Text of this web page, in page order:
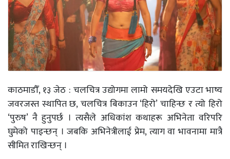
काठमाडौँ, १३ जेठ : चलचित्र उद्योगमा लामो समयदेखि एउटा भाष्य
जवरजस्त स्थापित छ, चलचित्र बिकाउन ‘हिरो’ चाहिन्छ र त्यो हिरो
‘पुरुष’ नै हुनुपर्छ । त्यसैले अधिकांश कथाहरू अभिनेता वरिपरि
घुमेको पाइन्छन् । जबकि अभिनेत्रीलाई प्रेम, त्याग वा भावनामा मात्रै
सीमित राखिन्छन् ।